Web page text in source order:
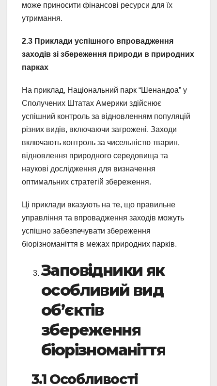
може приносити фінансові ресурси для їх
утримання.
2.3 Приклади успішного впровадження
заходів зі збереження природи в природних
парках
На приклад, Національний парк “Шенандоа” у
Сполучених Штатах Америки здійснює
успішний контроль за відновленням популяцій
різних видів, включаючи загрожені. Заходи
включають контроль за чисельністю тварин,
відновлення природного середовища та
наукові дослідження для визначення
оптимальних стратегій збереження.
Ці приклади вказують на те, що правильне
управління та впровадження заходів можуть
успішно забезпечувати збереження
біорізноманіття в межах природних парків.
Заповідники як
особливий вид
об’єктів
збереження
біорізноманіття
3.1 Особливості